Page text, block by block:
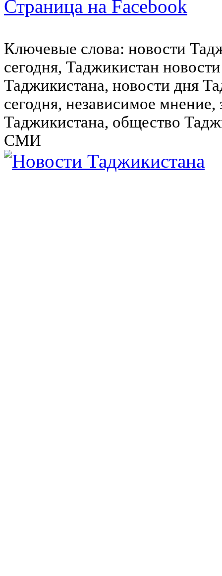
Страница на Facebook
Ключевые слова: новости
сегодня, Таджикистан
Таджикистана, новости дня
сегодня, независимое
Таджикистана, общество
СМИ